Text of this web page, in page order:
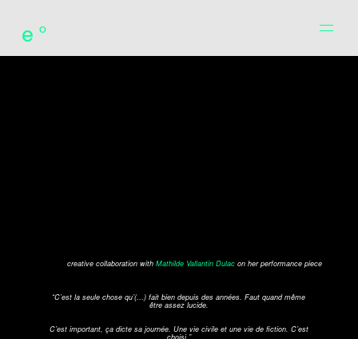
e°
creative collaboration with Mathilde Vallantin Dulac on her performance piece
“C’est la seule chose qu’(…) fait bien depuis des années. Faut quand même
être assez lucide.
C’est important, ça dicte sa journée. Une vie civile et une vie de fiction. C’est
choisi.”